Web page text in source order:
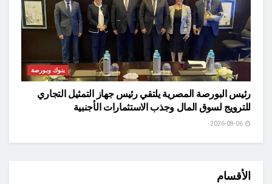
بنوك وبورصة
رئيس البورصة المصرية يلتقي رئيس جهاز التمثيل التجاري
للترويج لسوق المال وجذب الاستثمارات الأجنبية
الأقسام